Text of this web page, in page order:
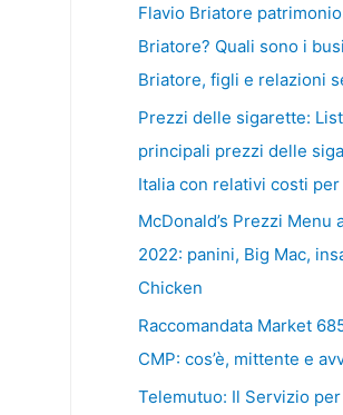
Flavio Briatore
Briatore? Quali sono i
Briatore, figli e relazioni
Prezzi delle sigarette:
principali prezzi delle
Italia con relativi costi
McDonald’s Prezzi Menu
2022: panini, Big Mac,
Chicken
Raccomandata Market
CMP: cos’è, mittente e
Telemutuo: Il Servizio